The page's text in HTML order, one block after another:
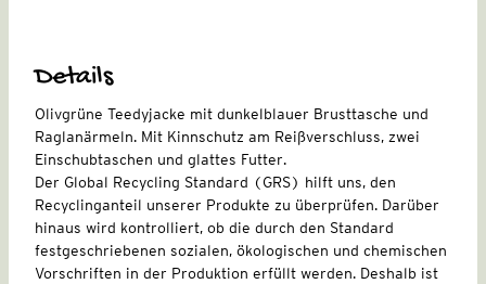
Details
Olivgrüne Teedyjacke mit dunkelblauer Brusttasche und
Raglanärmeln. Mit Kinnschutz am Reißverschluss, zwei
Einschubtaschen und glattes Futter.
Der Global Recycling Standard (GRS) hilft uns, den
Recyclinganteil unserer Produkte zu überprüfen. Darüber
hinaus wird kontrolliert, ob die durch den Standard
festgeschriebenen sozialen, ökologischen und chemischen
Vorschriften in der Produktion erfüllt werden. Deshalb ist